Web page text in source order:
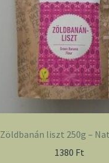
Zöldbanán liszt 250g –
1380 Ft